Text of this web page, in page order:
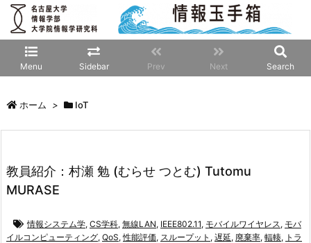
Menu Sidebar Prev Next Search
ホーム > IoT
教員紹介：村瀬 勉 (むらせ つとむ) Tutomu
MURASE
情報システム学, CS学科, 無線LAN, IEEE802.11, モバイルワイヤレス , モバ
イルコンピューティング, QoS,性能評価, スループット , 遅延, 廃棄率, 輻輳, トラ